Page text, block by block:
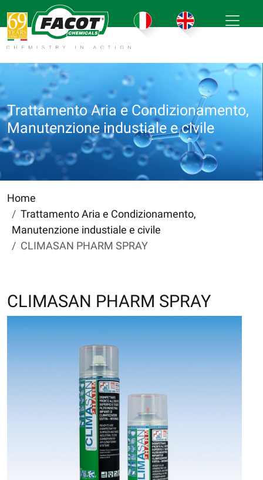
Trattamento Aria e Condizionamento,
Manutenzione industiale e civile
Home
Trattamento Aria e Condizionamento,
Manutenzione industiale e civile
CLIMASAN PHARM SPRAY
CLIMASAN PHARM SPRAY